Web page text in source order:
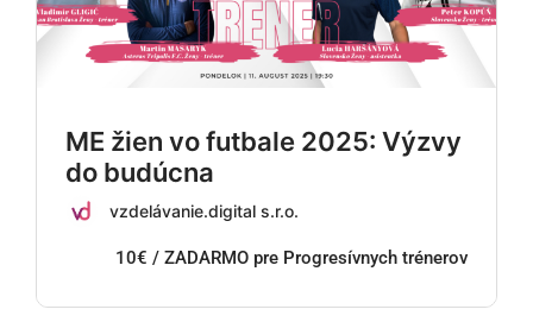
ME žien vo futbale 2025: Výzvy
do budúcna
vzdelávanie.digital s.r.o.
10€ / ZADARMO pre Progresívnych trénerov